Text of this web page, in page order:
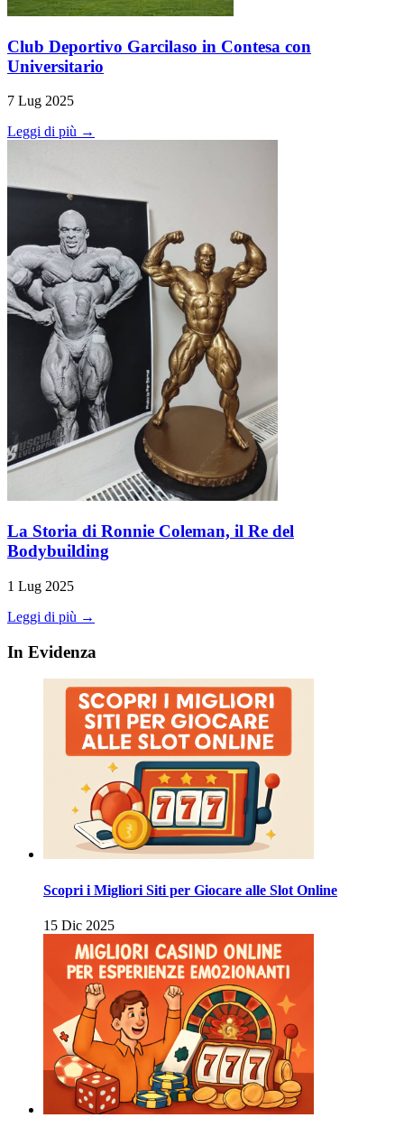
Club Deportivo Garcilaso in Contesa con
Universitario
7 Lug 2025
Leggi di più →
La Storia di Ronnie Coleman, il Re del
Bodybuilding
1 Lug 2025
Leggi di più →
In Evidenza
Scopri i Migliori Siti per Giocare alle Slot Online
15 Dic 2025